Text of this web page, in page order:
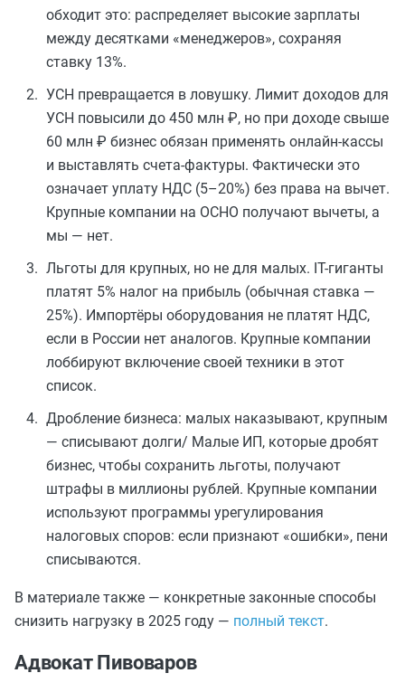
обходит это: распределяет высокие зарплаты
между десятками «менеджеров», сохраняя
ставку 13%.
УСН превращается в ловушку. Лимит доходов для
УСН повысили до 450 млн ₽, но при доходе свыше
60 млн ₽ бизнес обязан применять онлайн-кассы
и выставлять счета-фактуры. Фактически это
означает уплату НДС (5–20%) без права на вычет.
Крупные компании на ОСНО получают вычеты, а
мы — нет.
Льготы для крупных, но не для малых. IT-гиганты
платят 5% налог на прибыль (обычная ставка —
25%). Импортёры оборудования не платят НДС,
если в России нет аналогов. Крупные компании
лоббируют включение своей техники в этот
список.
Дробление бизнеса: малых наказывают, крупным
— списывают долги/ Малые ИП, которые дробят
бизнес, чтобы сохранить льготы, получают
штрафы в миллионы рублей. Крупные компании
используют программы урегулирования
налоговых споров: если признают «ошибки», пени
списываются.
В материале также — конкретные законные способы
снизить нагрузку в 2025 году — полный текст.
Адвокат Пивоваров